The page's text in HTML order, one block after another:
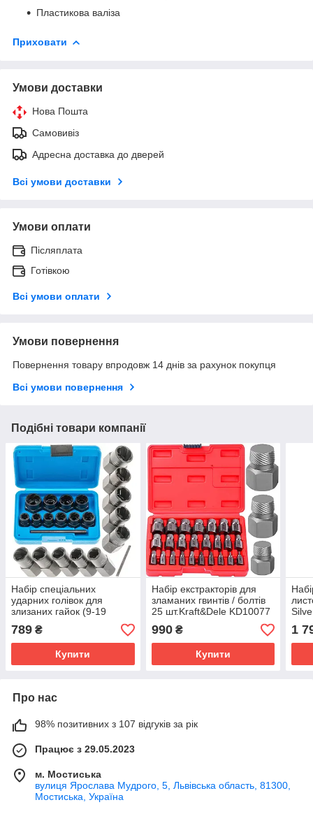
Пластикова валіза
Приховати
Умови доставки
Нова Пошта
Самовивіз
Адресна доставка до дверей
Всі умови доставки
Умови оплати
Післяплата
Готівкою
Всі умови оплати
Умови повернення
Повернення товару впродовж 14 днів за рахунок покупця
Всі умови повернення
Подібні товари компанії
Набір спеціальних
ударних голівок для
злизаних гайок (9-19
мм)11 шт. V08081
789 ₴
Купити
Набір екстракторів для
зламаних гвинтів / болтів
25 шт.Kraft&Dele KD10077
990₴
Купити
для
1
Про нас
98% позитивних з 107 відгуків за рік
Працює з 29.05.2023
м. Мостиська
вулиця Ярослава Мудрого, 5, Львівська область, 81300,
Мостиська, Україна